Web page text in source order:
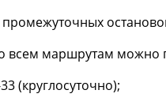
промежуточных
маршрутам можно
(круглосуточно);